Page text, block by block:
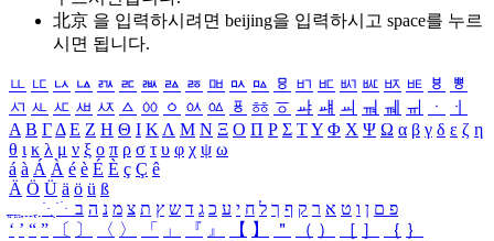
北京 을 입력하시려면 beijing을 입력하시고 space를 누르
시면 됩니다.
ㅥ ㅦ ㅧ ㅨ ㅩ ㅪ ㅫ ㅬ ㅭ ㅮ ㅯ ㅰ ㅱ ㅲ ㅳ ㅴ ㅵ ㅶ ㅷ ㅸ
ㅹ
ㅺ ㅻ ㅼ ㅽ ㅾ ㅿ ㆀ ㆁ ㆂ ㆃ ㆄ ㆅ ㆆ ㆇ ㆈ ㆉ ㆊ ㆋ ㆌ ㆍ
ㆎ
Α Β ΓΔ Ε Ζ Η Θ Ι ΚΛ Μ Ν Ξ Ο Π Ρ Σ ΤΥ Φ Χ Ψ Ω α β γ δ ε ζ η
θ ι κ λ μ ν ξ ο π ρ σ τ υ φ χ ψ ω
á à Á À é è É È ç Ç ê
Ä Ö Ü ä ö ü ß
ִֶֹ ֻּ ׁׂ פ ם ן ו ט א ר ק ף ך ל ח י ע כ ג ד ש ץ ת צ מ נ ה ב
‘ ’ “ ” 〔 〕 〈 〉 「 」 『 』 【 】 ＂ （ ） ［ ］ ｛ ｝